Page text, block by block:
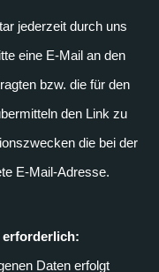
jederzeit durch uns
eine E-Mail an den
bzw. die für den
den Link zu
die bei der
E-Mail-Adresse.
erforderlich:
Daten erfolgt